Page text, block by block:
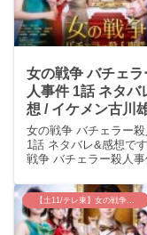
女の戦争 バチェラ
人事件 1話 ネタバ
想 / イケメン古川
まわりにカミソリ
が飛び交う展開
女の戦争 バチェラー
1話 ネタバレ&感想で
戦争 バチェラー殺人
で、新郎姿の鳴戸哲也
大)が庭園で血を流し
いた。彼は資産3000
大ホテルチェーン鳴戸